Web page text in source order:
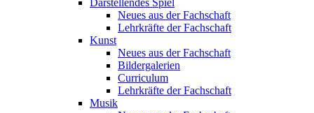
Darstellendes Spiel
Neues aus der Fachschaft
Lehrkräfte der Fachschaft
Kunst
Neues aus der Fachschaft
Bildergalerien
Curriculum
Lehrkräfte der Fachschaft
Musik